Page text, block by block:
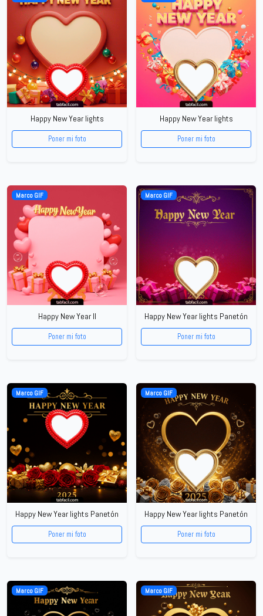
Happy New Year lights
Poner mi foto
Happy New Year lights
Poner mi foto
Marco GIF
Happy New Year II
Poner mi foto
Marco GIF
Happy New Year lights Panetón
Poner mi foto
Marco GIF
Happy New Year lights Panetón
Poner mi foto
Marco GIF
Happy New Year lights Panetón
Poner mi foto
Marco GIF Marco GIF